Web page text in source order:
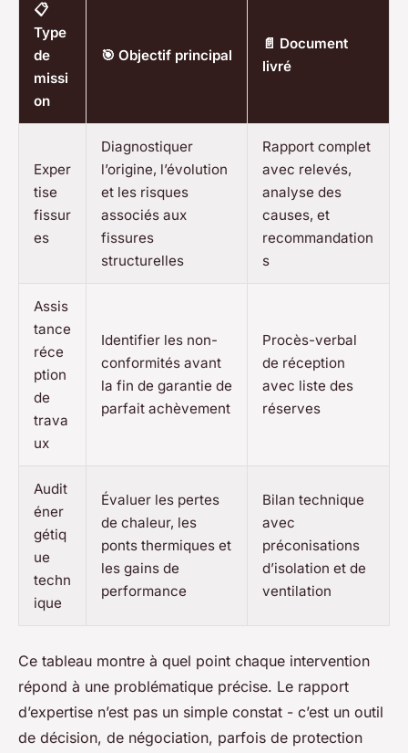
📋
Type
de
missi
on
🎯 Objectif principal
📄 Document
livré
Exper
tise
fissur
es
Diagnostiquer
l’origine, l’évolution
et les risques
associés aux
fissures
structurelles
Rapport complet
avec relevés,
analyse des
causes, et
recommandation
s
Assis
tance
réce
ption
de
trava
ux
Identifier les non-
conformités avant
la fin de garantie de
parfait achèvement
Procès-verbal
de réception
avec liste des
réserves
Audit
éner
gétiq
ue
techn
ique
Évaluer les pertes
de chaleur, les
ponts thermiques et
les gains de
performance
Bilan technique
avec
préconisations
d’isolation et de
ventilation
Ce tableau montre à quel point chaque intervention
répond à une problématique précise. Le rapport
d’expertise n’est pas un simple constat - c’est un outil
de décision, de négociation, parfois de protection